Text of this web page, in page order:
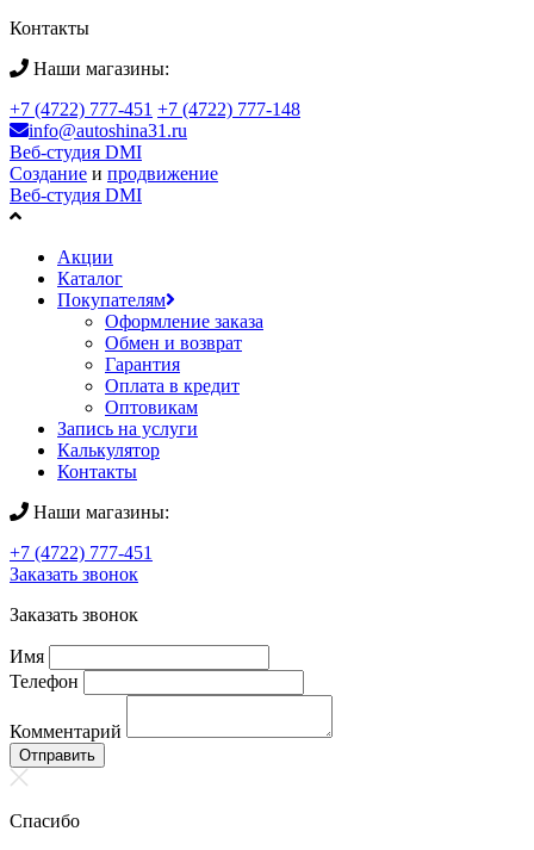
Контакты
Наши магазины:
+7 (4722) 777-451 +7 (4722) 777-148
info@autoshina31.ru
Веб-студия DMI
Создание и продвижение
Веб-студия DMI
Акции
Каталог
Покупателям
Оформление заказа
Обмен и возврат
Гарантия
Оплата в кредит
Оптовикам
Запись на услуги
Калькулятор
Контакты
Наши магазины:
+7 (4722) 777-451
Заказать звонок
Заказать звонок
Имя
Телефон
Комментарий
Отправить
Спасибо